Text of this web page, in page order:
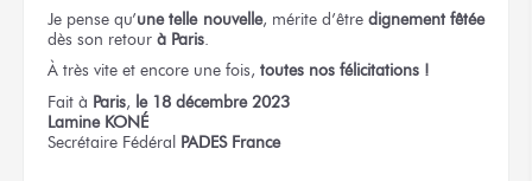
Je pense qu’une telle nouvelle, mérite d’être dignement fêtée
dès son retour à Paris
À très vite et encore une fois, toutes nos félicitations !
Fait à Paris, le 18 décembre 2023
Lamine KONÉ
Secrétaire Fédéral PADES France